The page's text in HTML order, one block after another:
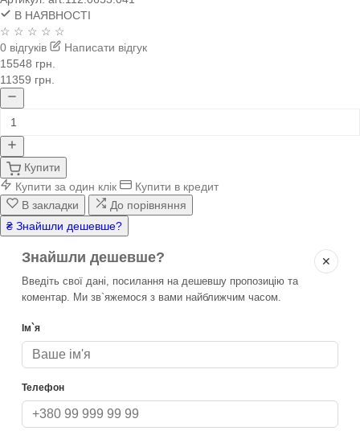
В НАЯВНОСТІ
☆ ☆ ☆ ☆ ☆
0 відгуків
Написати відгук
15548 грн.
11359 грн.
Купити
Купити за один клік
Купити в кредит
В закладки
До порівняння
₴ Знайшли дешевше?
✕
Знайшли дешевше?
Введіть свої дані, посилання на дешевшу пропозицію та
коментар. Ми зв`яжемося з вами найближчим часом.
Ім`я
Телефон